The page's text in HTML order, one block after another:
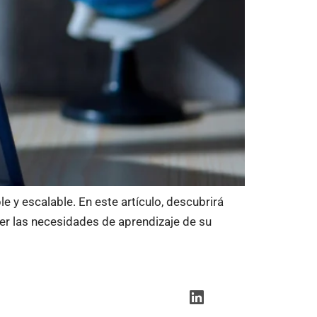
y escalable. En este artículo, descubrirá
las necesidades de aprendizaje de su